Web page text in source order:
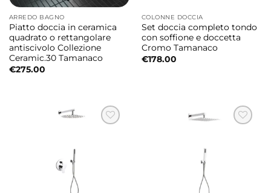
ARREDO BAGNO
Piatto doccia in ceramica
quadrato o rettangolare
antiscivolo Collezione
Ceramic.30 Tamanaco
€275.00
COLONNE DOCCIA
Set doccia completo tondo
con soffione e doccetta
Cromo Tamanaco
€178.00